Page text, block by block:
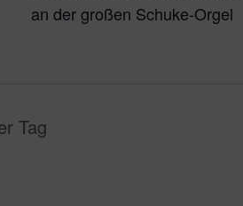
an der großen Schuke-Orgel
Tag